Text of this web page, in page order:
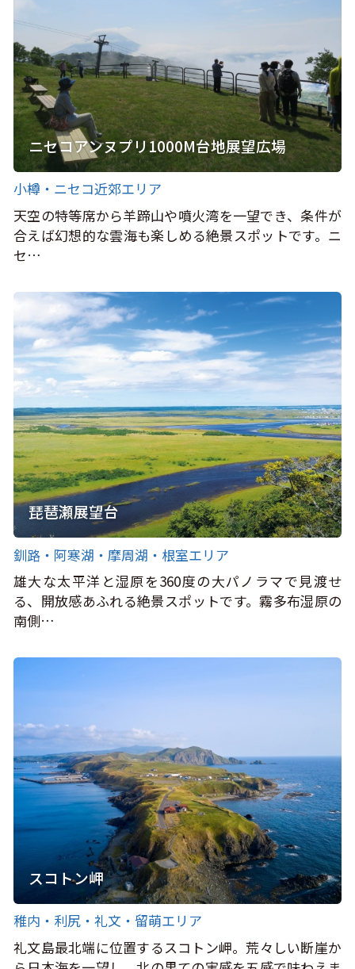
ニセコアンヌプリ1000M台地展望広場
小樽・ニセコ近郊エリア
天空の特等席から羊蹄山や噴火湾を一望でき、条件が
合えば幻想的な雲海も楽しめる絶景スポットです。ニ
セ…
琵琶瀬展望台
釧路・阿寒湖・摩周湖・根室エリア
雄大な太平洋と湿原を360度の大パノラマで見渡せ
る、開放感あふれる絶景スポットです。霧多布湿原の
南側…
スコトン岬
稚内・利尻・礼文・留萌エリア
礼文島最北端に位置するスコトン岬。荒々しい断崖か